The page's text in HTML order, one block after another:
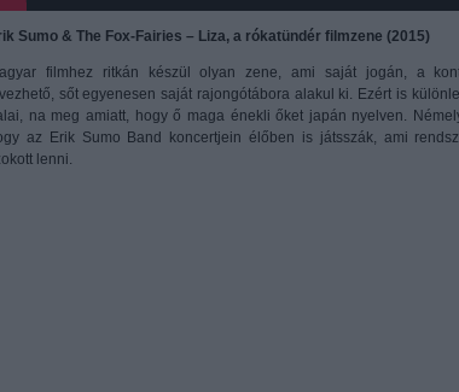
Sumo & The Fox-Fairies – Liza, a rókatündér filmzene (2015)
filmhez ritkán készül olyan zene, ami saját jogán, a
sőt egyenesen saját rajongótábora alakul ki. Ezért is
na meg amiatt, hogy ő maga énekli őket japán nyelven.
az Erik Sumo Band koncertjein élőben is játsszák, ami
lenni.